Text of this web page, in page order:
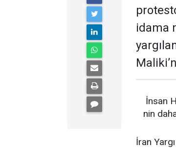
idama
İnsan
nin
İran